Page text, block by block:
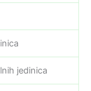
jedinica